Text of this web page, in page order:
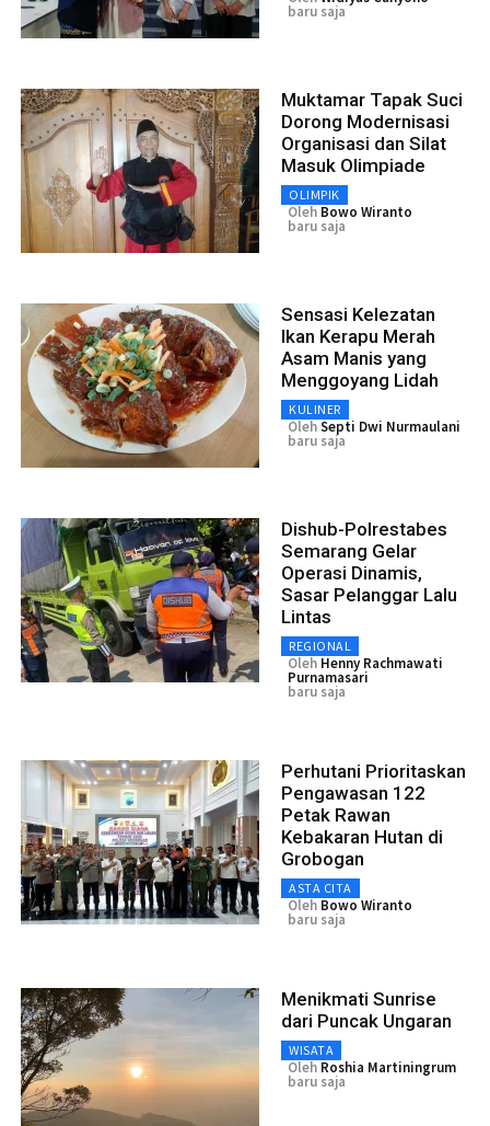
baru saja
Muktamar Tapak Suci
Dorong Modernisasi
Organisasi dan Silat
Masuk Olimpiade
OLIMPIK
Oleh Bowo Wiranto
baru saja
Sensasi Kelezatan
Ikan Kerapu Merah
Asam Manis yang
Menggoyang Lidah
KULINER
OlehSepti Dwi Nurmaulani
baru saja
Dishub-Polrestabes
Semarang Gelar
Operasi Dinamis,
Sasar Pelanggar Lalu
Lintas
REGIONAL
Oleh Henny Rachmawati
Purnamasari
baru saja
Perhutani Prioritaskan
Pengawasan 122
Petak Rawan
Kebakaran Hutan di
Grobogan
ASTA CITA
Oleh Bowo Wiranto
baru saja
Menikmati Sunrise
dari Puncak Ungaran
WISATA
Oleh Roshia Martiningrum
baru saja